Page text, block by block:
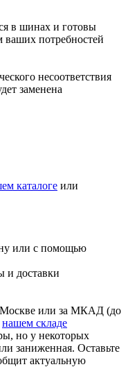
в шинах и готовы
ваших потребностей
несоответствия
заменена
каталоге или
или с помощью
и доставки
или за МКАД (до
нашем складе
но у некоторых
заниженная. Оставьте
актуальную